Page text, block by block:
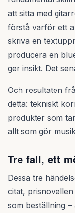
att sitta med
förstå varför ett
skriva en
producera en
ger insikt. Det
Och resultaten
detta: tekniskt
produkter som
allt som gör
Tre fall, ett
Dessa tre
citat,
som beställning